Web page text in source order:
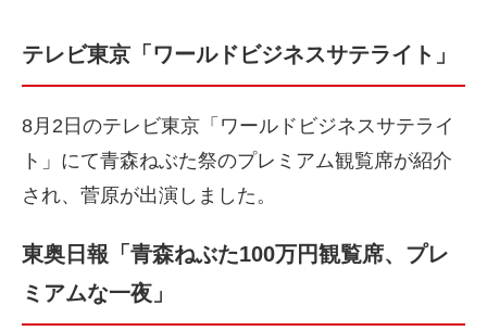
テレビ東京「ワールドビジネスサテライト」
8月2日のテレビ東京「ワールドビジネスサテライ
ト」にて青森ねぶた祭のプレミアム観覧席が紹介
され、菅原が出演しました。
東奥日報「青森ねぶた100万円観覧席、プレ
ミアムな一夜」